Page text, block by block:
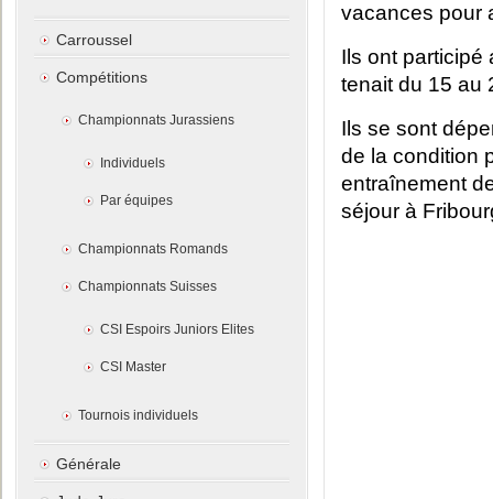
vacances pour
Ils ont participé
tenait du 15 au
Ils se sont
de la condition
entraînement
séjour à
Carroussel
Compétitions
Championnats Jurassiens
Individuels
Par équipes
Championnats Romands
Championnats Suisses
CSI Espoirs Juniors Elites
CSI Master
Tournois individuels
Générale